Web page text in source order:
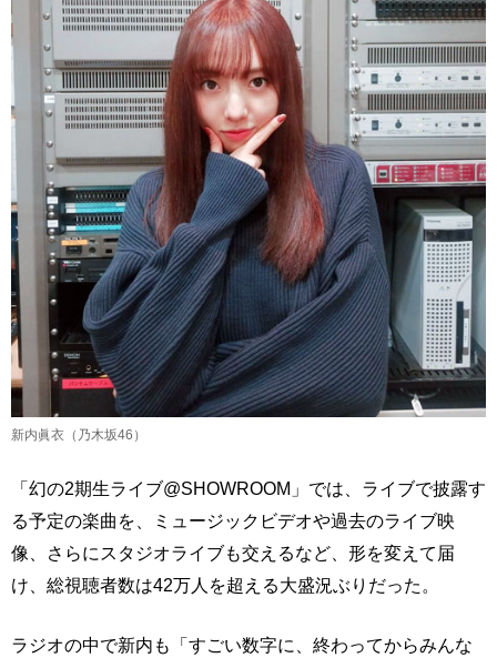
新内眞衣（乃木坂46）
「幻の2期生ライブ@SHOWROOM」では、ライブで披露す
る予定の楽曲を、ミュージックビデオや過去のライブ映
像、さらにスタジオライブも交えるなど、形を変えて届
け、総視聴者数は42万人を超える大盛況ぶりだった。
ラジオの中で新内も「すごい数字に、終わってからみんな